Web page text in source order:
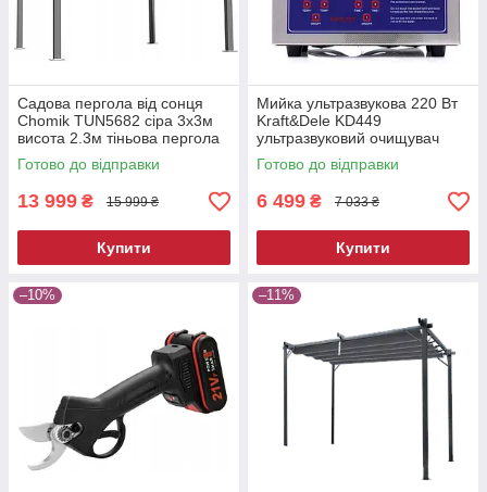
Садова пергола від сонця
Chomik TUN5682 сіра 3х3м
висота 2.3м тіньова пергола
для двору
Готово до відправки
13 999 ₴ 15 999 ₴
Купити
Мийка ультразвукова 220 Вт
Kraft&Dele KD449
ультразвуковий очищувач
Готово до відправки
6 499 ₴ 7 033 ₴
Купити
–10% –11%